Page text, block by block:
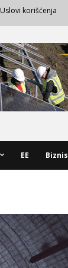
Uslovi korišćenja
EE Biznis